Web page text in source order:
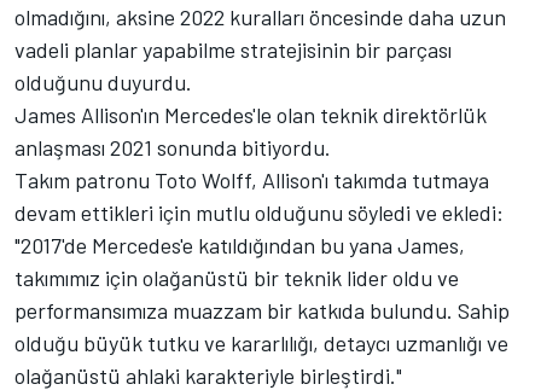
olmadığını, aksine 2022 kuralları öncesinde daha uzun
vadeli planlar yapabilme stratejisinin bir parçası
olduğunu duyurdu.
James Allison'ın Mercedes'le olan teknik direktörlük
anlaşması 2021 sonunda bitiyordu.
Takım patronu Toto Wolff, Allison'ı takımda tutmaya
devam ettikleri için mutlu olduğunu söyledi ve ekledi:
"2017'de Mercedes'e katıldığından bu yana James,
takımımız için olağanüstü bir teknik lider oldu ve
performansımıza muazzam bir katkıda bulundu. Sahip
olduğu büyük tutku ve kararlılığı, detaycı uzmanlığı ve
olağanüstü ahlaki karakteriyle birleştirdi."